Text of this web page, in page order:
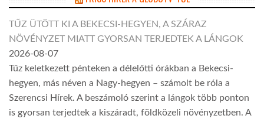
TŰZ ÜTÖTT KI A BEKECSI-HEGYEN, A SZÁRAZ
NÖVÉNYZET MIATT GYORSAN TERJEDTEK A LÁNGOK
2026-08-07
Tűz keletkezett pénteken a délelőtti órákban a Bekecsi-
hegyen, más néven a Nagy-hegyen – számolt be róla a
Szerencsi Hírek. A beszámoló szerint a lángok több ponton
is gyorsan terjedtek a kiszáradt, földközeli növényzetben. A